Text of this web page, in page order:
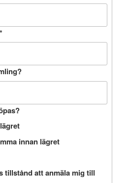
*
innan lägret
tillstånd att anmäla mig till